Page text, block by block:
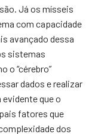
Já os mísseis
com capacidade
avançado dessa
sistemas
o “cérebro”
dados e realizar
que o
fatores que
dos